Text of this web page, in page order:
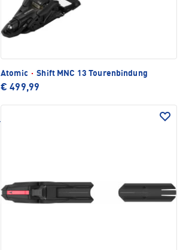
Atomic · Shift MNC 13 Tourenbindung
€ 499,99